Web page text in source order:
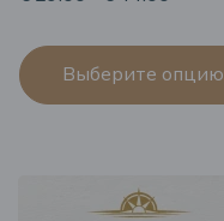
Выберите опцию